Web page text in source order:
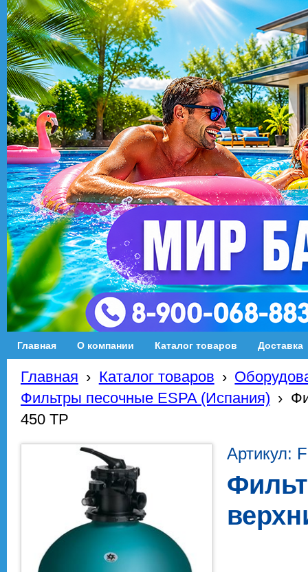
Главная О компании Каталог товаров Доставка
Главная › Каталог товаров ›
Фильтры песочные ESPA (Испания) ›
450 TP
Артикул: